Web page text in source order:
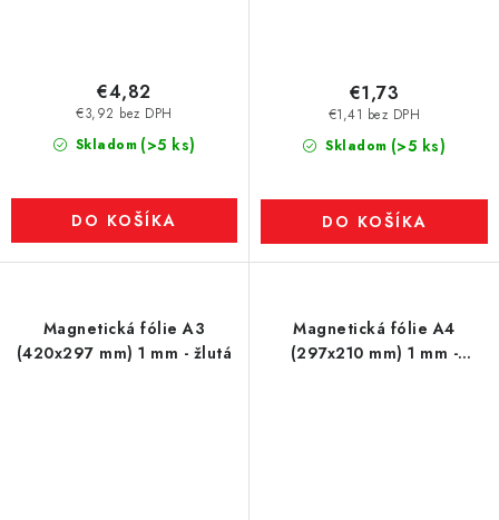
Skladom (>5 ks)
€3,92 bez DPH
€4,82
DO KOŠÍKA
Skladom (>5 ks)
€1,41 bez DPH
€1,73
DO KOŠÍKA
Magnetická fólie A3
(420x297 mm) 1 mm - žlutá
Magnetická fólie A4
(297x210 mm) 1 mm -